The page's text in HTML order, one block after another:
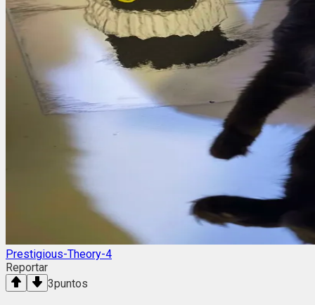
Prestigious-Theory-4
Reportar
3puntos